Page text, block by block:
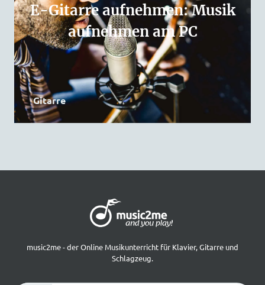
E-Gitarre aufnehmen: Musik
aufnehmen am PC
Gitarre
music2me - der Online Musikunterricht für Klavier, Gitarre und
Schlagzeug.